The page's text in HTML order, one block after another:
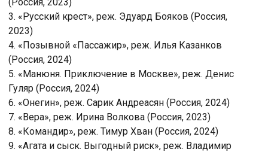
3. «Русский крест», реж. Эдуард Бояков (Россия,
2023)
4. «Позывной «Пассажир», реж. Илья Казанков
(Россия, 2024)
5. «Манюня. Приключение в Москве», реж. Денис
Гуляр (Россия, 2024)
6. «Онегин», реж. Сарик Андреасян (Россия, 2024)
7. «Вера», реж. Ирина Волкова (Россия, 2023)
8. «Командир», реж. Тимур Хван (Россия, 2024)
9. «Агата и сыск. Выгодный риск», реж. Владимир